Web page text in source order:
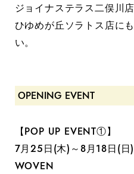
ジョイナステラス二俣川
ひゆめが丘ソラトス店に
い。
OPENING EVENT
【POP UP EVENT①】
7月25日(木)～8月18日(日)
WOVEN